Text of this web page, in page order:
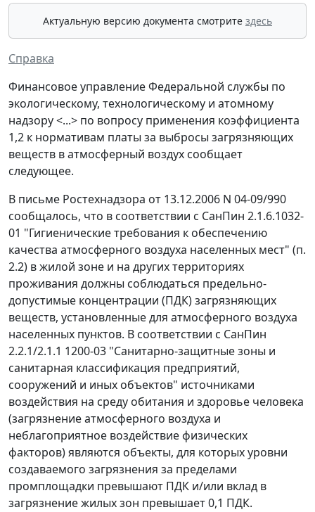
Актуальную версию документа смотрите здесь
Справка
Финансовое управление Федеральной службы по
экологическому, технологическому и атомному
надзору <...> по вопросу применения коэффициента
1,2 к нормативам платы за выбросы загрязняющих
веществ в атмосферный воздух сообщает
следующее.
В письме Ростехнадзора от 13.12.2006 N 04-09/990
сообщалось, что в соответствии с СанПин 2.1.6.1032-
01 "Гигиенические требования к обеспечению
качества атмосферного воздуха населенных мест" (п.
2.2) в жилой зоне и на других территориях
проживания должны соблюдаться предельно-
допустимые концентрации (ПДК) загрязняющих
веществ, установленные для атмосферного воздуха
населенных пунктов. В соответствии с СанПин
2.2.1/2.1.1 1200-03 "Санитарно-защитные зоны и
санитарная классификация предприятий,
сооружений и иных объектов" источниками
воздействия на среду обитания и здоровье человека
(загрязнение атмосферного воздуха и
неблагоприятное воздействие физических
факторов) являются объекты, для которых уровни
создаваемого загрязнения за пределами
промплощадки превышают ПДК и/или вклад в
загрязнение жилых зон превышает 0,1 ПДК.